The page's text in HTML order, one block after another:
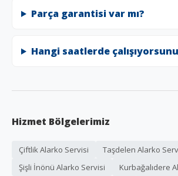
Parça garantisi var mı?
Hangi saatlerde
Hizmet Bölgelerimiz
Çiftlik Alarko Servisi
Taşdelen Alarko
Şişli İnönü Alarko Servisi
Kurbağalıdere